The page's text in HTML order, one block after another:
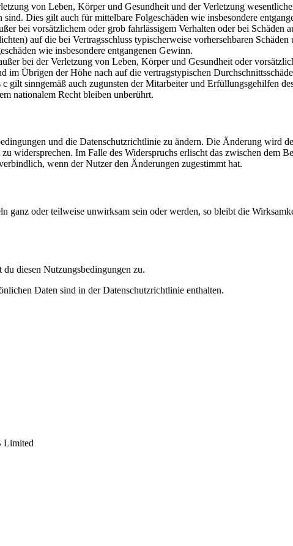
von Leben, Körper und Gesundheit und der Verletzung
Dies gilt auch für mittelbare Folgeschäden wie insbesondere
bei vorsätzlichem oder grob fahrlässigem Verhalten oder bei
auf die bei Vertragsschluss typischerweise vorhersehbaren
wie insbesondere entgangenen Gewinn.
bei der Verletzung von Leben, Körper und Gesundheit oder
im Übrigen der Höhe nach auf die vertragstypischen
gilt sinngemäß auch zugunsten der Mitarbeiter und Erfüllungsgehilfen
nationalem Recht bleiben unberührt.
und die Datenschutzrichtlinie zu ändern. Die Änderung wird
widersprechen. Im Falle des Widerspruchs erlischt das zwischen dem
wenn der Nutzer den Änderungen zugestimmt hat.
ganz oder teilweise unwirksam sein oder werden, so bleibt die
diesen Nutzungsbedingungen zu.
Daten sind in der Datenschutzrichtlinie enthalten.
Limited